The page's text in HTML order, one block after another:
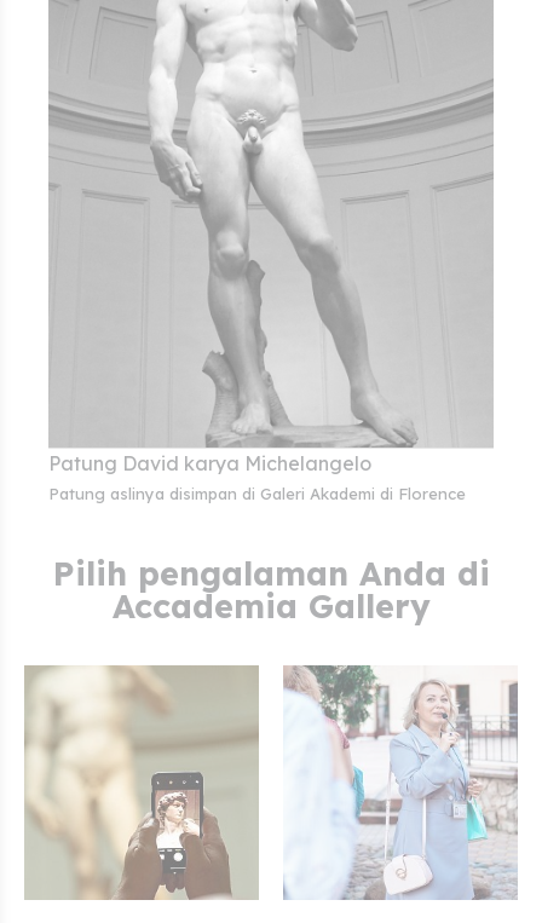
Patung David karya Michelangelo
Patung aslinya disimpan di Galeri Akademi di Florence
Pilih pengalaman Anda di
Accademia Gallery